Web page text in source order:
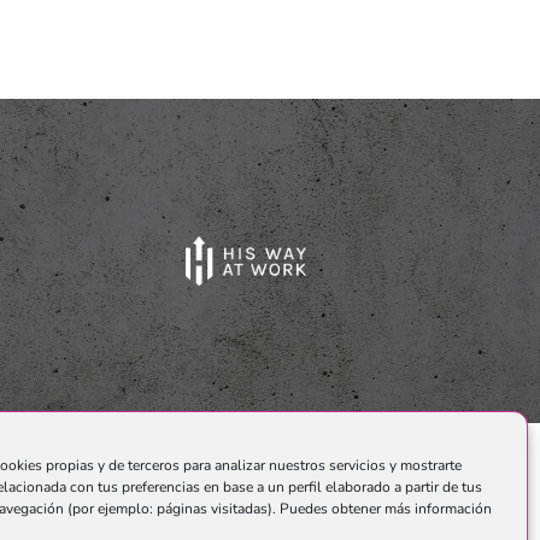
propias y de terceros para analizar nuestros servicios y mostrarte
con tus preferencias en base a un perfil elaborado a partir de tus
(por ejemplo: páginas visitadas). Puedes obtener más información